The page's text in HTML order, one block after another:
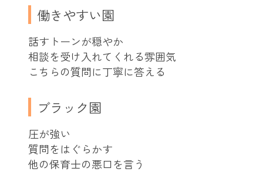
働きやすい園
話すトーンが穏やか
相談を受け入れてくれる雰囲気
こちらの質問に丁寧に答える
ブラック園
圧が強い
質問をはぐらかす
他の保育士の悪口を言う